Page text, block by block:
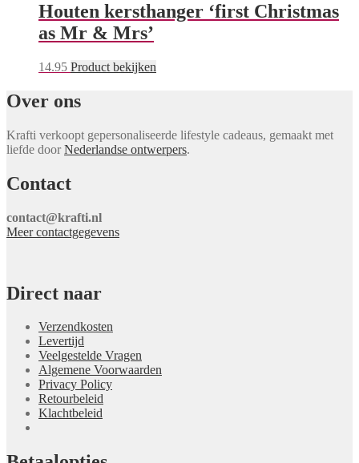
Houten kersthanger ‘first Christmas
as Mr & Mrs’
14.95 Product bekijken
Over ons
Krafti verkoopt gepersonaliseerde lifestyle cadeaus, gemaakt met
liefde doorNederlandse ontwerpers.
Contact
contact@krafti.nl
Meer contactgegevens
Direct naar
Verzendkosten
Levertijd
Veelgestelde Vragen
Algemene Voorwaarden
Privacy Policy
Retourbeleid
Klachtbeleid